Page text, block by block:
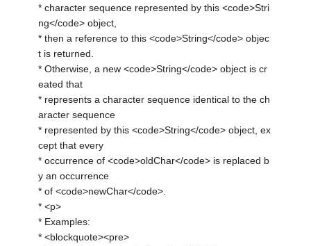
* character sequence represented by this <code>Stri
ng</code> object,
* then a reference to this <code>String</code> objec
t is returned.
* Otherwise, a new <code>String</code> object is cr
eated that
* represents a character sequence identical to the ch
aracter sequence
* represented by this <code>String</code> object, ex
cept that every
* occurrence of <code>oldChar</code> is replaced b
y an occurrence
* of <code>newChar</code>.
* <p>
* Examples:
* <blockquote><pre>